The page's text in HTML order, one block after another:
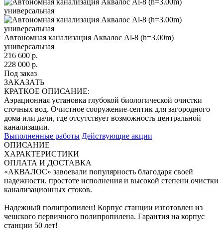
Автономная канализация Аквалос Al-8 (h=3.00m)
универсальная
216 600 р.
228 000 р.
Под заказ
ЗАКАЗАТЬ
КРАТКОЕ ОПИСАНИЕ:
Аэрационная установка глубокой биологической очистки
сточных вод. Очистное сооружение-септик для загородного
дома или дачи, где отсутствует возможность центральной
канализации.
Выполненные работы Действующие акции
ОПИСАНИЕ
ХАРАКТЕРИСТИКИ
ОПЛАТА И ДОСТАВКА
«АКВАЛОС» завоевали популярность благодаря своей
надежности, простоте исполнения и высокой степени очистки
канализационных стоков.
Надежный полипропилен! Корпус станции изготовлен из
чешского первичного полипропилена. Гарантия на корпус
станции 50 лет!